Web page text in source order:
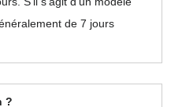
de 7 jours
?